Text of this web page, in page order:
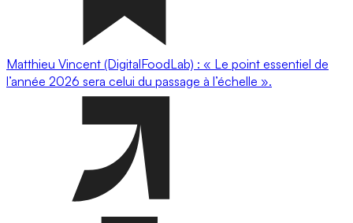
Matthieu Vincent (DigitalFoodLab) : « Le point essentiel de
l’année 2026 sera celui du passage à l’échelle ».